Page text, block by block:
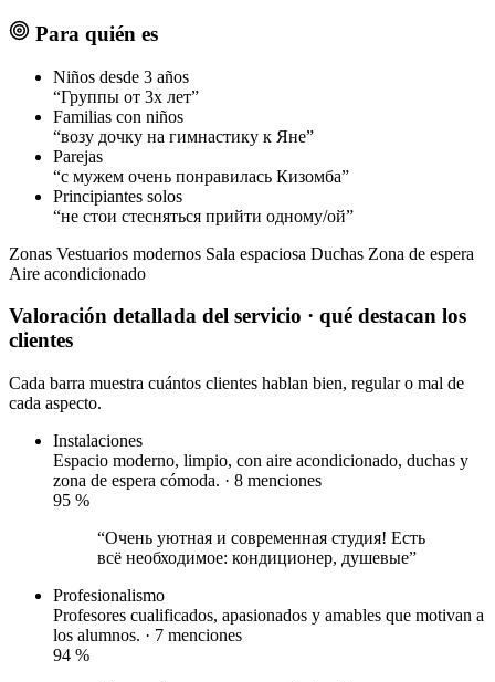
Para quién es
Niños desde 3 años
“Группы от 3х лет”
Familias con niños
“возу дочку на гимнастику к Яне”
Parejas
“с мужем очень понравилась Кизомба”
Principiantes solos
“не стои стесняться прийти одному/ой”
Zonas Vestuarios modernos Sala espaciosa Duchas Zona de espera
Aire acondicionado
Valoración detallada del servicio · qué destacan los
clientes
Cada barra muestra cuántos clientes hablan bien, regular o mal de
cada aspecto.
Instalaciones
Espacio moderno, limpio, con aire acondicionado, duchas y
zona de espera cómoda. · 8 menciones
95 %
“Очень уютная и современная студия! Есть
всё необходимое: кондиционер, душевые”
Profesionalismo
Profesores cualificados, apasionados y amables que motivan a
los alumnos. · 7 menciones
94 %